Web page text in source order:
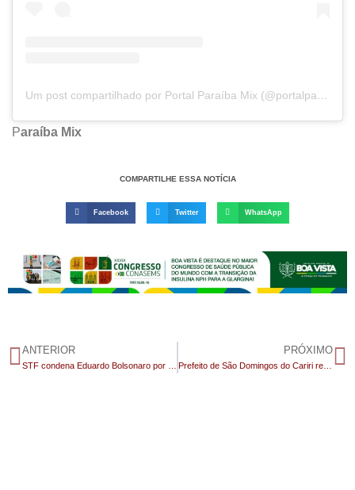
Um post compartilhado por Portal Paraíba Mix (@portalparaibamix)
Paraíba Mix
COMPARTILHE ESSA NOTÍCIA
Facebook Twitter WhatsApp
ANTERIOR PRÓXIMO